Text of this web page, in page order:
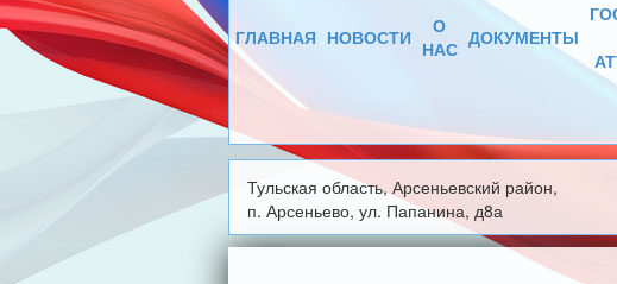
ГЛАВНАЯ НОВОСТИ
О
НАС ДОКУМЕНТЫ
Тульская область, Арсеньевский район,
п. Арсеньево, ул. Папанина, д8а